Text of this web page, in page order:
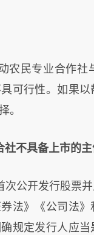
农民专业合作社
可行性。如果
。
不具备上市的主
公开发行股票
法》《公司法
规定发行人应